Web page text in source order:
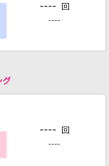
---- 回
----
グ
---- 回
----